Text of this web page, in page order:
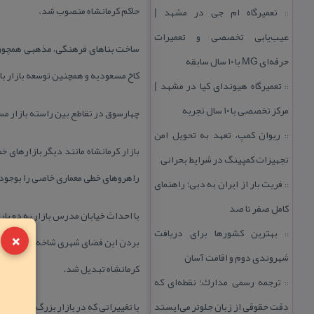
×
:: تعمیرگاه ام جی در مشهد |
عیب‌یابی تخصصی و تعمیرات
حرفه‌ای MG با ۱۰ سال سابقه
:: تعمیرگاه هیوندای كیا در مشهد |
مركز تخصصی با ۱۰ سال تجربه
:: ریوان كمپ، تعهد به تحویل امن
تجهیزات كمپینگ در شرایط بحرانی
:: فریت بار از ایران به دبی؛ راهنمای
كامل صفر تا صد
:: بهترین كشورها برای دریافت
شهروندی دوم و اقامت آسان
:: ترجمه رسمی مدارك؛ نقطه‌ای كه
دقت حقوقی از زبان جلوتر می‌ایستد
حاكم كرمانشاه منصوب شد.
ساخت بناهای فرهنگی، مذهبی
كاخ مسعودیه و همچنین توسعه بازار
چهارسوق در تقاطع بین راسته بازار
بازار كرمانشاه مانند دیگر
راهروهای خطی معماری خاصی را
با احداث خیابان مدرس بازار به دو
بردن این فضای شهری شاخه‌های اصلی
كرمانشاه تبدیل شد.
با تغییراتی كه در بازار بزرگ